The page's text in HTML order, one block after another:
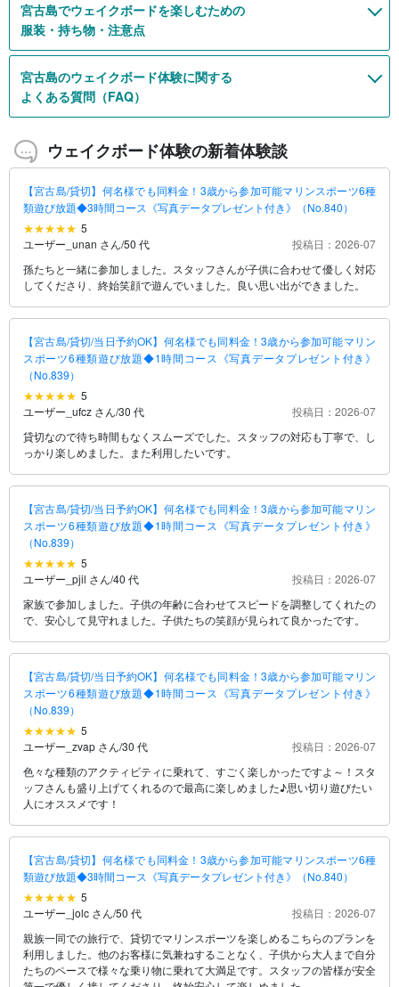
宮古島でウェイクボードを楽しむための
服装・持ち物・注意点
宮古島のウェイクボード体験に関する
よくある質問（FAQ）
ウェイクボード体験の新着体験談
【宮古島/貸切】何名様でも同料金！3歳から参加可能マリンスポーツ6種
類遊び放題◆3時間コース《写真データプレゼント付き》（No.840）
5
ユーザー_unan さん/50 代
投稿日：2026-07
孫たちと一緒に参加しました。スタッフさんが子供に合わせて優しく対応
してくださり、終始笑顔で遊んでいました。良い思い出ができました。
【宮古島/貸切/当日予約OK】何名様でも同料金！3歳から参加可能マリン
スポーツ6種類遊び放題◆1時間コース《写真データプレゼント付き》
（No.839）
5
ユーザー_ufcz さん/30 代
投稿日：2026-07
貸切なので待ち時間もなくスムーズでした。スタッフの対応も丁寧で、し
っかり楽しめました。また利用したいです。
【宮古島/貸切/当日予約OK】何名様でも同料金！3歳から参加可能マリン
スポーツ6種類遊び放題◆1時間コース《写真データプレゼント付き》
（No.839）
5
ユーザー_pjil さん/40 代
投稿日：2026-07
家族で参加しました。子供の年齢に合わせてスピードを調整してくれたの
で、安心して見守れました。子供たちの笑顔が見られて良かったです。
【宮古島/貸切/当日予約OK】何名様でも同料金！3歳から参加可能マリン
スポーツ6種類遊び放題◆1時間コース《写真データプレゼント付き》
（No.839）
5
ユーザー_zvap さん/30 代
投稿日：2026-07
色々な種類のアクティビティに乗れて、すごく楽しかったですよ～！スタ
ッフさんも盛り上げてくれるので最高に楽しめました♪思い切り遊びたい
人にオススメです！
【宮古島/貸切】何名様でも同料金！3歳から参加可能マリンスポーツ6種
類遊び放題◆3時間コース《写真データプレゼント付き》（No.840）
5
ユーザー_jolc さん/50 代
投稿日：2026-07
親族一同での旅行で、貸切でマリンスポーツを楽しめるこちらのプランを
利用しました。他のお客様に気兼ねすることなく、子供から大人まで自分
たちのペースで様々な乗り物に乗れて大満足です。スタッフの皆様が安全